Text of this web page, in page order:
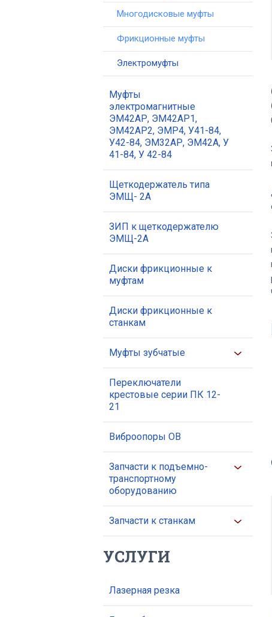
Многодисковые муфты
Фрикционные муфты
Электромуфты
Муфты
электромагнитные
ЭМ42АР, ЭМ42АР1,
ЭМ42АР2, ЭМР4, У41-84,
У42-84, ЭМ32АР, ЭМ42А, У
41-84, У 42-84
Щеткодержатель типа
ЭМЩ- 2А
ЗИП к щеткодержателю
ЭМЩ-2А
Диски фрикционные к
муфтам
Диски фрикционные к
станкам
Муфты зубчатые
Переключатели
крестовые серии ПК 12-
21
Виброопоры ОВ
Запчасти к подъемно-
транспортному
оборудованию
Запчасти к станкам
УСЛУГИ
Лазерная резка